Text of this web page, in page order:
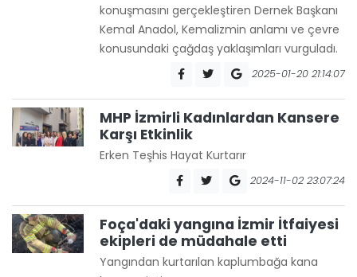
konuşmasını gerçekleştiren Dernek Başkanı
Kemal Anadol, Kemalizmin anlamı ve çevre
konusundaki çağdaş yaklaşımları vurguladı.
2025-01-20 21:14:07
MHP İzmirli Kadınlardan Kansere
Karşı Etkinlik
Erken Teşhis Hayat Kurtarır
2024-11-02 23:07:24
Foça'daki yangına İzmir İtfaiyesi
ekipleri de müdahale etti
Yangından kurtarılan kaplumbağa kana